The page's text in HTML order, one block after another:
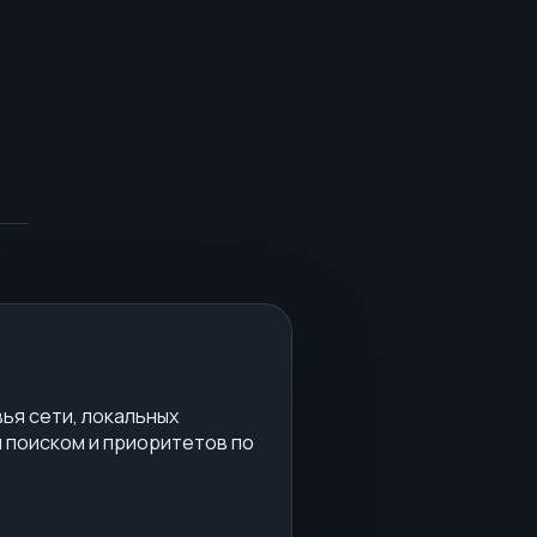
сети, локальных
и приоритетов по